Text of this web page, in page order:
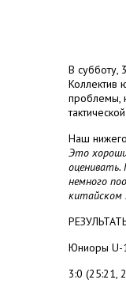
В субботу,
Коллектив
проблемы,
Наш
Это
немного
китайском
Юниоры U-
3:0 (25:21,